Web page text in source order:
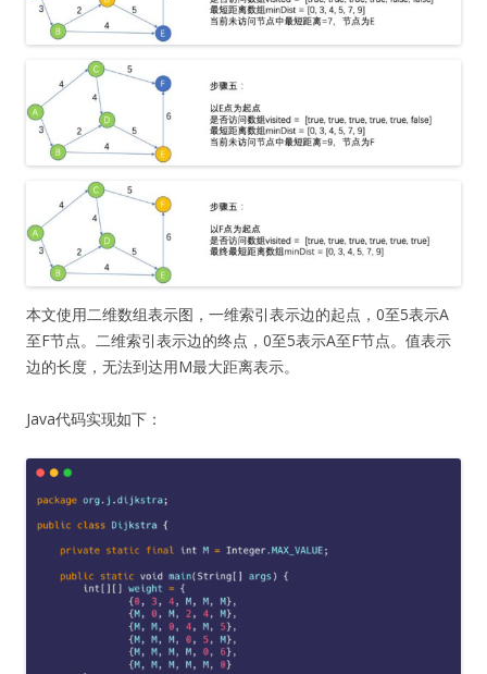
本文使用二维数组表示图，一维索引表示边的起点，0至5表示A
至F节点。二维索引表示边的终点，0至5表示A至F节点。值表示
边的长度，无法到达用M最大距离表示。
Java代码实现如下：